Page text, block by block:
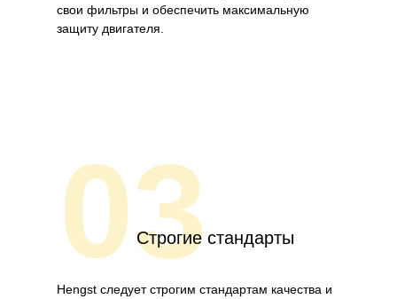
свои фильтры и обеспечить максимальную
защиту двигателя.
03Строгие стандарты
Hengst следует строгим стандартам качества и